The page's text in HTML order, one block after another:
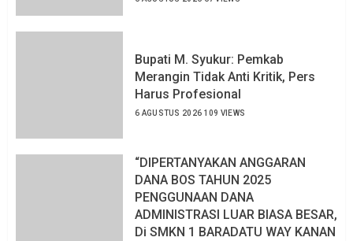
Bupati M. Syukur: Pemkab
Merangin Tidak Anti Kritik, Pers
Harus Profesional
6 AGUSTUS 2026 109 VIEWS
“DIPERTANYAKAN ANGGARAN
DANA BOS TAHUN 2025
PENGGUNAAN DANA
ADMINISTRASI LUAR BIASA BESAR,
Di SMKN 1 BARADATU WAY KANAN